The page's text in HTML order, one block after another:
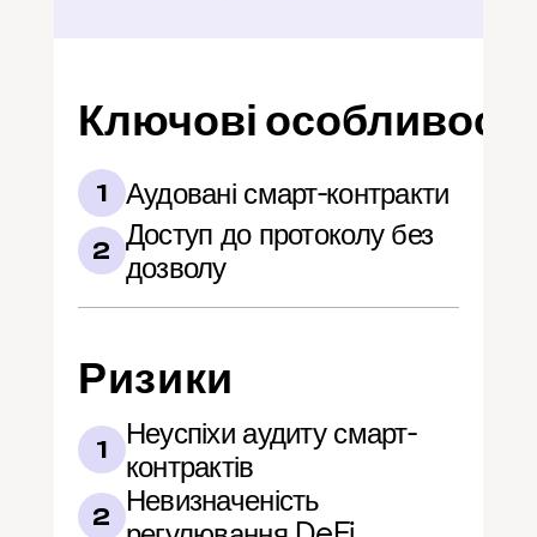
Ключові особливості
1 Аудовані смарт-контракти
2 Доступ до протоколу без
дозволу
Ризики
1
Неуспіхи аудиту смарт-
контрактів
2
Невизначеність